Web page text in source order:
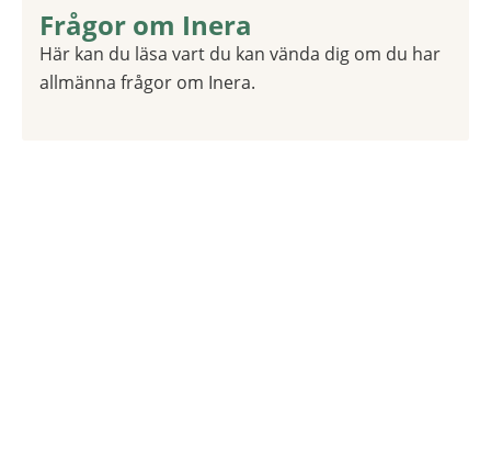
1 av 1
Frågor om Inera
Här kan du läsa vart du kan vända dig om du har
allmänna frågor om Inera.